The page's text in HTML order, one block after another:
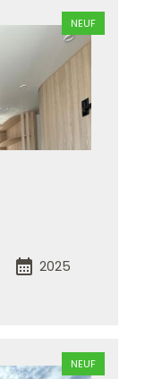
NEUF
calendar_month 2025
NEUF